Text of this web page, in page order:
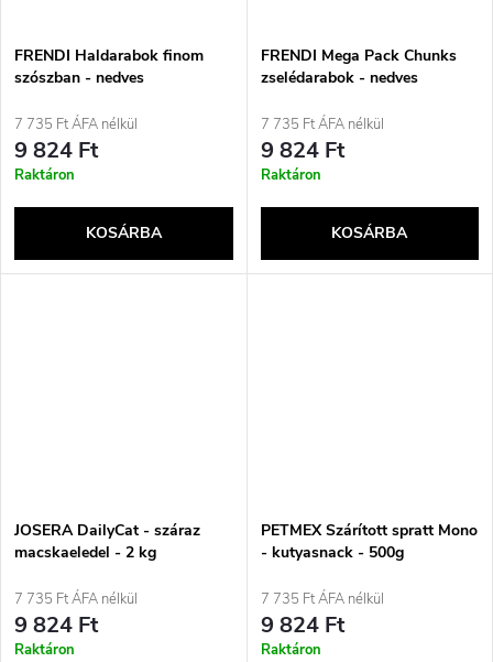
FRENDI Haldarabok finom
szószban - nedves
7 735 Ft ÁFA nélkül
9 824 Ft
Raktáron
KOSÁRBA
FRENDI Mega Pack Chunks
zselédarabok - nedves
7 735 Ft ÁFA nélkül
9 824 Ft
Raktáron
KOSÁRBA
JOSERA DailyCat - száraz
macskaeledel - 2 kg
7 735 Ft ÁFA nélkül
9 824 Ft
Raktáron
PETMEX Szárított spratt Mono
- kutyasnack - 500g
7 735 Ft ÁFA nélkül
9 824 Ft
Raktáron